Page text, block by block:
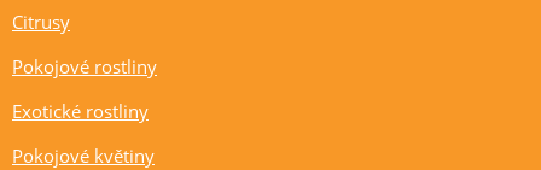
Citrusy
Pokojové rostliny
Exotické rostliny
Pokojové květiny